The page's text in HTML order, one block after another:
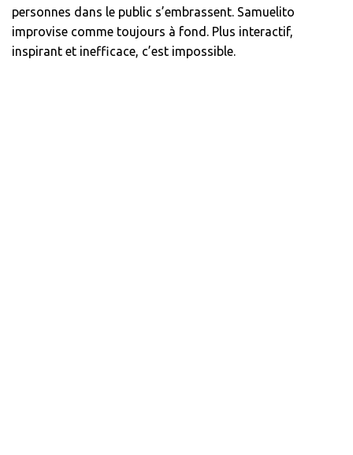
personnes dans le public s’embrassent. Samuelito
improvise comme toujours à fond. Plus interactif,
inspirant et inefficace, c’est impossible.